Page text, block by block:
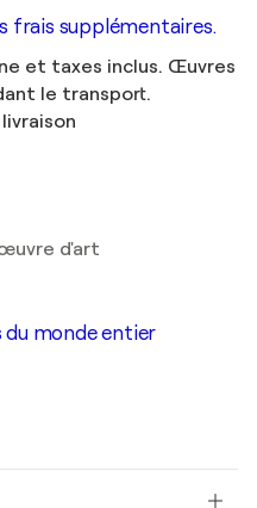
frais supplémentaires.
et taxes inclus. Œuvres
le transport.
d'art
du monde entier